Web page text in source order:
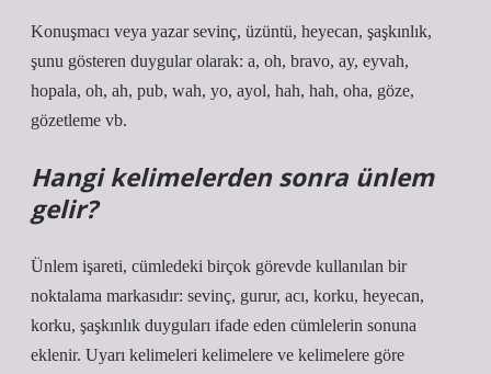
Konuşmacı veya yazar sevinç, üzüntü, heyecan, şaşkınlık,
şunu gösteren duygular olarak: a, oh, bravo, ay, eyvah,
hopala, oh, ah, pub, wah, yo, ayol, hah, hah, oha, göze,
gözetleme vb.
Hangi kelimelerden sonra ünlem
gelir?
Ünlem işareti, cümledeki birçok görevde kullanılan bir
noktalama markasıdır: sevinç, gurur, acı, korku, heyecan,
korku, şaşkınlık duyguları ifade eden cümlelerin sonuna
eklenir. Uyarı kelimeleri kelimelere ve kelimelere göre